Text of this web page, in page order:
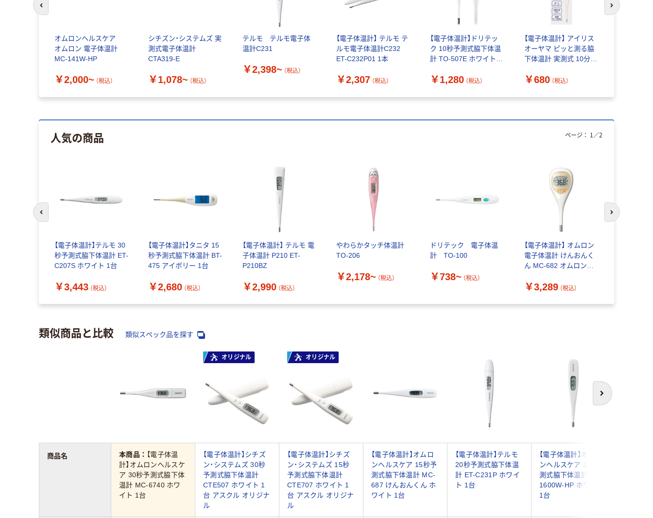
オムロンヘルスケア
オムロン 電子体温計
MC-141W-HP
￥2,000~ （税込）
シチズン・システムズ 実
測式電子体温計
CTA319-E
￥1,078~ （税込）
テルモ テルモ電子体
温計C231
￥2,398~ （税込）
【電子体温計】 テルモ テ
ルモ電子体温計C232
ET-C232P01 1本
￥2,307 （税込）
【電子体温計】ドリテッ
ク 10秒予測式脇下体温
計 TO-507E ホワイト 1
￥1,280 （税込）
【電子体温計】 アイリス
オーヤマ ピッと測る脇
下体温計 実測式 10分タ
DT-918 1個
￥680 （税込）
前のスライドへ 次のスライド
人気の商品
【電子体温計】テルモ 30
秒予測式脇下体温計 ET-
C207S ホワイト 1台
￥3,443 （税込）
【電子体温計】タニタ 15
秒予測式脇下体温計 BT-
475 アイボリー 1台
￥2,680 （税込）
【電子体温計】 テルモ 電
子体温計 P210 ET-
P210BZ
￥2,990 （税込）
やわらかタッチ体温計
TO-206
￥2,178~ （税込）
ドリテック 電子体温
計 TO-100
￥738~ （税込）
【電子体温計】 オムロン
電子体温計 けんおんく
ん MC-682 オムロンヘ
￥3,289 （税込）
ページ： 1 ／2
次のスライド
類似商品と比較 類似スペック品を探す
次へ
オリジナル オリジナル
本商品： 【電子体温
計】オムロンヘルスケ
ア 30秒予測式脇下体
温計 MC-6740 ホワ
イト 1台
【電子体温計】シチズ
ン・システムズ 30秒
予測式脇下体温計
CTE507 ホワイト 1
台 アスクル オリジナ
ル
【電子体温計】シチズ
ン・システムズ 15秒
予測式脇下体温計
CTE707 ホワイト 1
台 アスクル オリジナ
ル
【電子体温計】オムロ
ンヘルスケア 15秒予
測式脇下体温計 MC-
687 けんおんくん ホ
ワイト 1台
【電子体温計】テルモ
20秒予測式脇下体温
計 ET-C231P ホワイ
ト 1台
【電子体温計】オムロ
ンヘルスケア 20秒予
測式脇下体温計 MC-
1600W-HP ホワイト
1台
商品名